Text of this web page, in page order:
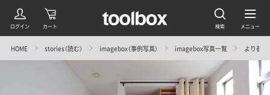
HOME stories（読む） imagebox（事例写真） imagebox写真一覧 より善